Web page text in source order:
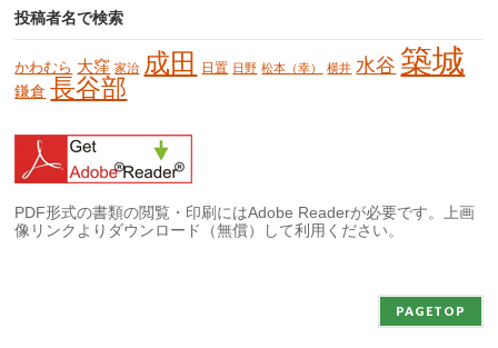
投稿者名で検索
かわむら 大窪 家治 成田 日置 日野 松本（幸） 横井 水谷 築城
鎌倉 長谷部
PDF形式の書類の閲覧・印刷にはAdobe Readerが必要です。上画
像リンクよりダウンロード（無償）して利用ください。
PAGETOP